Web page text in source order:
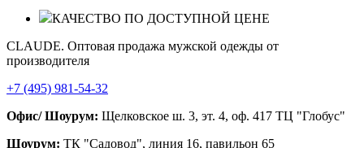
КАЧЕСТВО ПО ДОСТУПНОЙ ЦЕНЕ
CLAUDE. Оптовая продажа мужской одежды от
производителя
+7 (495) 981-54-32
Офис/ Шоурум: Щелковское ш. 3, эт. 4, оф. 417 ТЦ "Глобус"
Шоурум: ТК "Садовод", линия 16, павильон 65